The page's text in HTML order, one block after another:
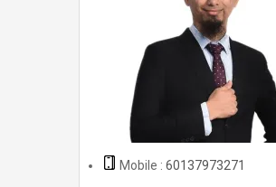
Mobile : 60137973271